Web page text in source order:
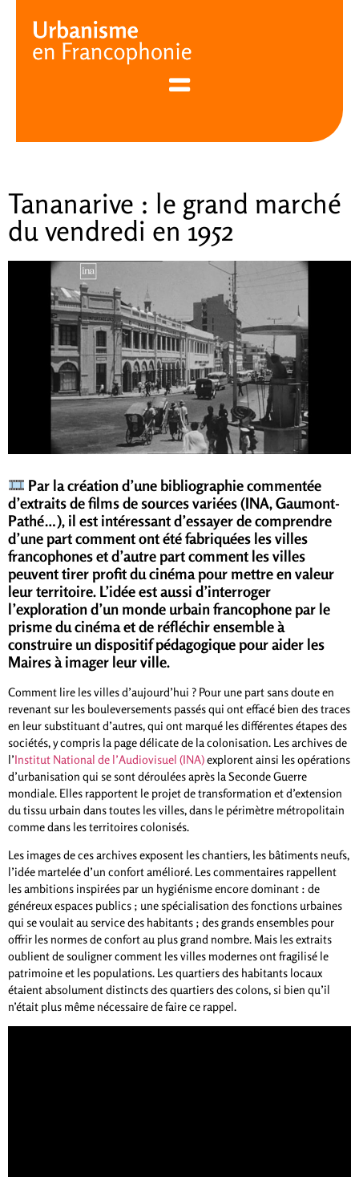
Tananarive : le grand marché
du vendredi en 1952
Par la création d’une bibliographie commentée
d’extraits de films de sources variées (INA, Gaumont-
Pathé…), il est intéressant d’essayer de comprendre
d’une part comment ont été fabriquées les villes
francophones et d’autre part comment les villes
peuvent tirer profit du cinéma pour mettre en valeur
leur territoire. L’idée est aussi d’interroger
l’exploration d’un monde urbain francophone par le
prisme du cinéma et de réfléchir ensemble à
construire un dispositif pédagogique pour aider les
Maires à imager leur ville.
Comment lire les villes d’aujourd’hui ? Pour une part sans doute en
revenant sur les bouleversements passés qui ont effacé bien des traces
en leur substituant d’autres, qui ont marqué les différentes étapes des
sociétés, y compris la page délicate de la colonisation. Les archives de
l’Institut National de l’Audiovisuel (INA)explorent ainsi les opérations
d’urbanisation qui se sont déroulées après la Seconde Guerre
mondiale. Elles rapportent le projet de transformation et d’extension
du tissu urbain dans toutes les villes, dans le périmètre métropolitain
comme dans les territoires colonisés.
Les images de ces archives exposent les chantiers, les bâtiments neufs,
l’idée martelée d’un confort amélioré. Les commentaires rappellent
les ambitions inspirées par un hygiénisme encore dominant : de
généreux espaces publics ; une spécialisation des fonctions urbaines
qui se voulait au service des habitants ; des grands ensembles pour
offrir les normes de confort au plus grand nombre. Mais les extraits
oublient de souligner comment les villes modernes ont fragilisé le
patrimoine et les populations. Les quartiers des habitants locaux
étaient absolument distincts des quartiers des colons, si bien qu’il
n’était plus même nécessaire de faire ce rappel.